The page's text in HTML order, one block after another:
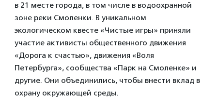
в 21 месте города, в том числе в водоохранной
зоне реки Смоленки. В уникальном
экологическом квесте «Чистые игры» приняли
участие активисты общественного движения
«Дорога к счастью», движения «Воля
Петербурга», сообщества «Парк на Смоленке» и
другие. Они объединились, чтобы внести вклад в
охрану окружающей среды.